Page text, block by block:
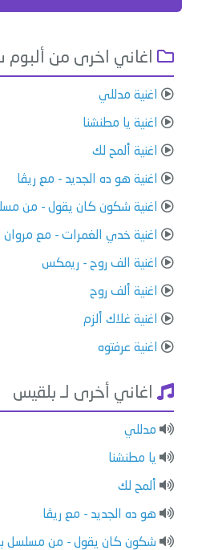
اغاني اخرى من ألبوم
اغنية مدللي
اغنية يا مطنشنا
اغنية ألمح لك
اغنية هو ده الجديد - مع ريڤا
اغنية شكون كان يقول - من
اغنية خدي الغمرات - مع
اغنية الف روح - ريمكس
اغنية ألف روح
اغنية غلاك ألزم
اغنية عرفتوه
اغاني أخرى لـ بلقيس
مدللي
يا مطنشنا
ألمح لك
هو ده الجديد - مع ريڤا
شكون كان يقول - من مسلسل